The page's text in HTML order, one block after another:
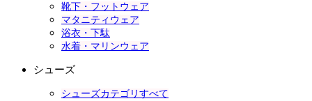
靴下・フットウェア
マタニティウェア
浴衣・下駄
水着・マリンウェア
シューズ
シューズカテゴリすべて